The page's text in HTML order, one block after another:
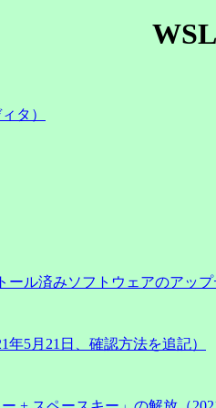
タ）
ル済みソフトウェアのアップ
5月21日、確認方法を追記）